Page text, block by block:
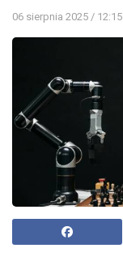
06 sierpnia 2025 / 12:15